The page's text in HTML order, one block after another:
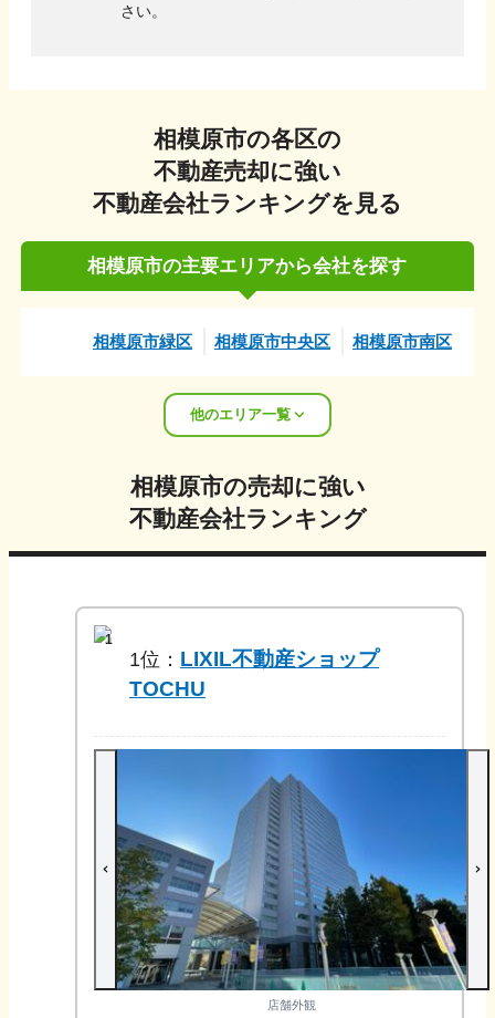
さい。
相模原市の各区の
不動産売却に強い
不動産会社ランキングを見る
相模原市の主要エリアから会社を探す
相模原市緑区 相模原市中央区 相模原市南区
他のエリア一覧
相模原市の売却に強い
不動産会社ランキング
1
1位： LIXIL不動産ショップ
TOCHU
店舗外観